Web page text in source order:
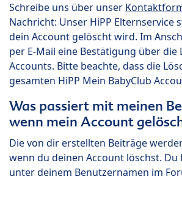
Schreibe uns über unser
Nachricht: Unser HiPP Elternservice
dein Account gelöscht wird. Im
per E-Mail eine Bestätigung über die
Accounts. Bitte beachte, dass die
gesamten HiPP Mein BabyClub
Was passiert mit meinen
wenn mein Account
Die von dir erstellten Beiträge
wenn du deinen Account löschst.
unter deinem Benutzernamen im